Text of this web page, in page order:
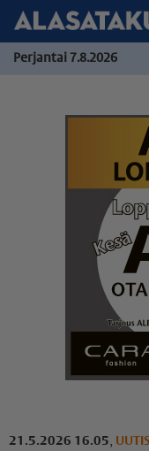
Perjantai 7.8.2026
21.5.2026 16.05,